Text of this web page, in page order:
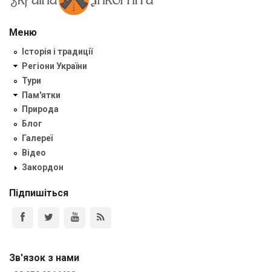
Меню
Історія і традиції
Регіони України
Тури
Пам'ятки
Природа
Блог
Галереї
Відео
Закордон
Підпишіться
Зв'язок з нами